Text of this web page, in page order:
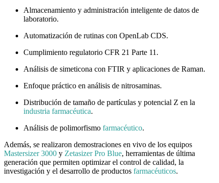
Almacenamiento y administración inteligente de datos de
laboratorio.
Automatización de rutinas con OpenLab CDS.
Cumplimiento regulatorio CFR 21 Parte 11.
Análisis de simeticona con FTIR y aplicaciones de Raman.
Enfoque práctico en análisis de nitrosaminas.
Distribución de tamaño de partículas y potencial Z en la
industria farmacéutica.
Análisis de polimorfismo farmacéutico.
Además, se realizaron demostraciones en vivo de los equipos
Mastersizer 3000 y Zetasizer Pro Blue, herramientas de última
generación que permiten optimizar el control de calidad, la
investigación y el desarrollo de productos farmacéuticos.